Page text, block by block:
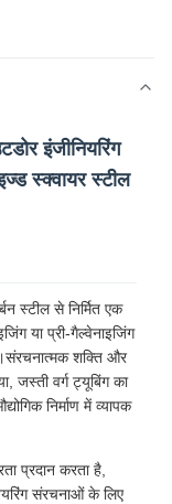
इंजीनियरिंग
स्क्वायर स्टील
स्टील से निर्मित एक
या प्री-गैल्वेनाइजिंग
शक्ति और
जस्ती वर्ग ट्यूबिंग का
निर्माण में व्यापक
प्रदान करता है,
संरचनाओं के लिए